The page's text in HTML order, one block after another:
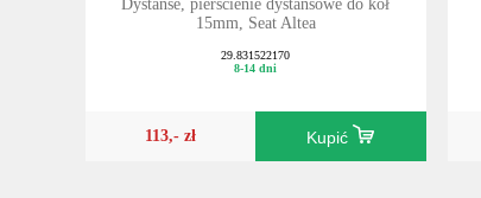
Dystanse, pierścienie dystansowe do kół
15mm, Seat Altea
29.831522170
8-14 dni
113,- zł Kupić